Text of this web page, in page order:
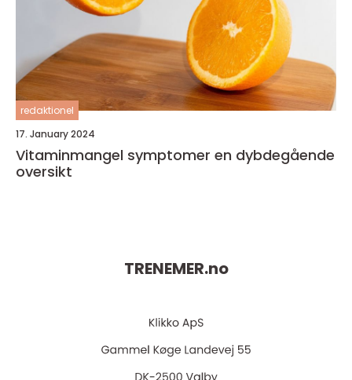
redaktionel
17. January 2024
Vitaminmangel symptomer en dybdegående
oversikt
TRENEMER.no